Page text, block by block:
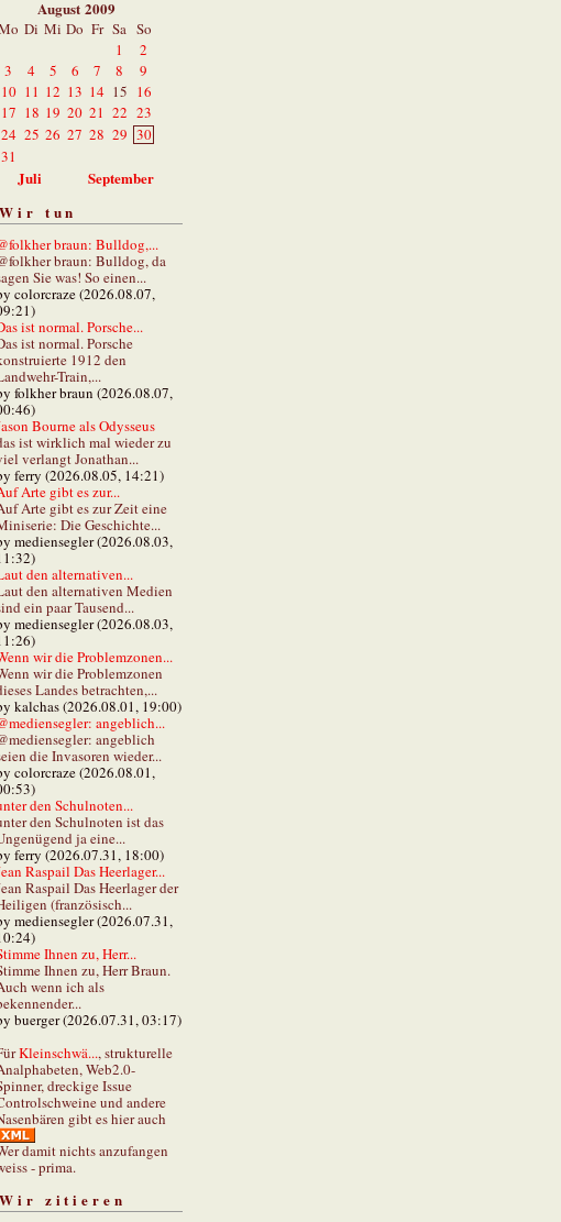
August 2009
Di Mi Do Fr Sa So
1
2
3
4 5 6 7 8
9
10 11 12 13 14 15 16
17 18 19 20 21 22 23
24 25 26 27 28 29 30
31
Juli
September
Wir tun
braun: Bulldog,...
braun: Bulldog, da
Sie was! So einen...
colorcraze (2026.08.07,
ist normal. Porsche...
ist normal. Porsche
1912 den
Train,...
folkher braun (2026.08.07,
Bourne als Odysseus
ist wirklich mal wieder zu
verlangt Jonathan...
ferry (2026.08.05, 14:21)
Arte gibt es zur...
Arte gibt es zur Zeit eine
Die Geschichte...
mediensegler (2026.08.03,
den alternativen...
den alternativen Medien
ein paar Tausend...
mediensegler (2026.08.03,
wir die Problemzonen...
wir die Problemzonen
Landes betrachten,...
kalchas (2026.08.01, 19:00)
angeblich...
angeblich
die Invasoren wieder...
colorcraze (2026.08.01,
den Schulnoten...
den Schulnoten ist das
ja eine...
ferry (2026.07.31, 18:00)
Raspail Das Heerlager...
Raspail Das Heerlager der
(französisch...
mediensegler (2026.07.31,
Ihnen zu, Herr...
Ihnen zu, Herr Braun.
wenn ich als
buerger (2026.07.31, 03:17)
Kleinschwä..., strukturelle
Web2.0-
dreckige Issue
und andere
gibt es hier auch
damit nichts anzufangen
- prima.
Wir zitieren